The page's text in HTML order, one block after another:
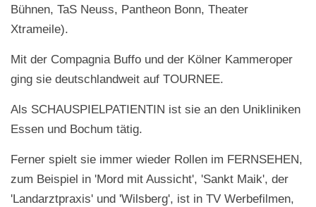
Bühnen, TaS Neuss, Pantheon Bonn, Theater
Xtrameile).
Mit der Compagnia Buffo und der Kölner Kammeroper
ging sie deutschlandweit auf TOURNEE.
Als SCHAUSPIELPATIENTIN ist sie an den Unikliniken
Essen und Bochum tätig.
Ferner spielt sie immer wieder Rollen im FERNSEHEN,
zum Beispiel in 'Mord mit Aussicht', 'Sankt Maik', der
'Landarztpraxis' und 'Wilsberg', ist in TV Werbefilmen,